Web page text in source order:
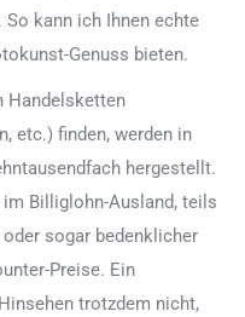
kann ich Ihnen echte
Genuss bieten.
Handelsketten
etc.) finden, werden in
hergestellt.
Billiglohn-Ausland, teils
sogar bedenklicher
Preise. Ein
trotzdem nicht,